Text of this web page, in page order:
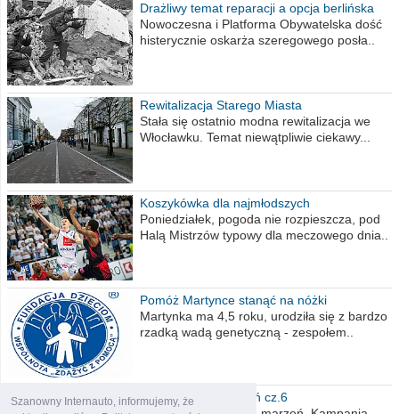
Szanowny Internauto, informujemy, że
Drażliwy temat reparacji a opcja berlińska
Nowoczesna i Platforma Obywatelska dość
histerycznie oskarża szeregowego posła..
Rewitalizacja Starego Miasta
Stała się ostatnio modna rewitalizacja we
Włocławku. Temat niewątpliwie ciekawy...
Koszykówka dla najmłodszych
Poniedziałek, pogoda nie rozpieszcza, pod
Halą Mistrzów typowy dla meczowego dnia..
Pomóż Martynce stanąć na nóżki
Martynka ma 4,5 roku, urodziła się z bardzo
rzadką wadą genetyczną - zespołem..
Polska moich marzeń cz.6